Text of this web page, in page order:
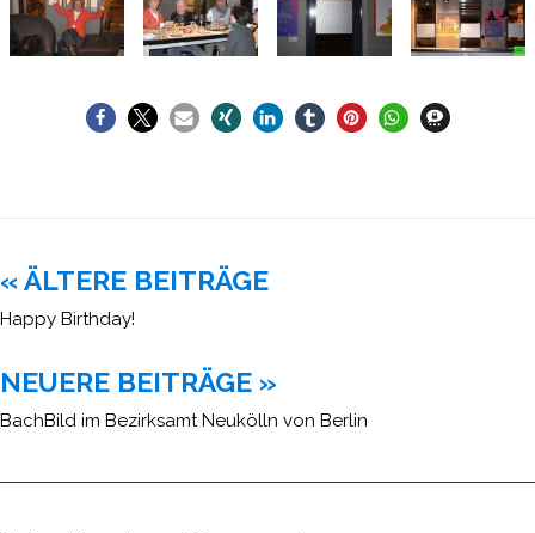
Beitragsnavigation
« ÄLTERE BEITRÄGE
Happy Birthday!
NEUERE BEITRÄGE »
BachBild im Bezirksamt Neukölln von Berlin